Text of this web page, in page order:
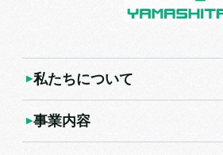
私たちについて
事業内容